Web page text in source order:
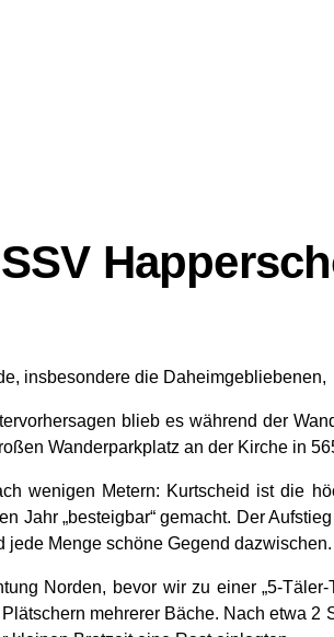
insbesondere die Daheimgebliebenen,
blieb es während der
Wanderparkplatz an der Kirche in
wenigen Metern: Kurtscheid ist die
Jahr „besteigbar“ gemacht. Der
Menge schöne Gegend dazwischen.
Norden, bevor wir zu einer „5-
mehrerer Bäche. Nach etwa